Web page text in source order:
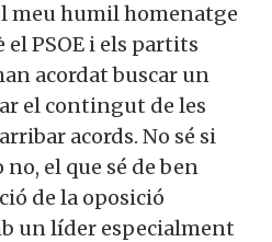
meu humil homenatge
PSOE i els partits
acordat buscar un
el contingut de les
acords. No sé si
el que sé de ben
de la oposició
un líder especialment